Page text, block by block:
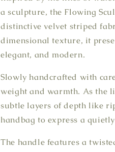
a sculpture, the Flowing
distinctive velvet striped
dimensional texture, it
elegant, and modern.
Slowly handcrafted with
weight and warmth. As the
subtle layers of depth like
handbag to express a
The handle features a